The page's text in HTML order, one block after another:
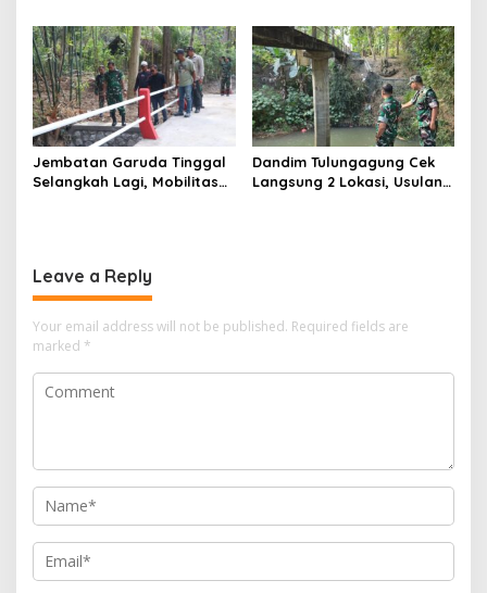
Pelajar Tentang Hal Ini
Jembatan Garuda Tinggal
Selangkah Lagi, Mobilitas
Dandim Tulungagung Cek
Langsung 2 Lokasi, Usulan
Leave a Reply
Your email address will not be published. Required fields are
marked *